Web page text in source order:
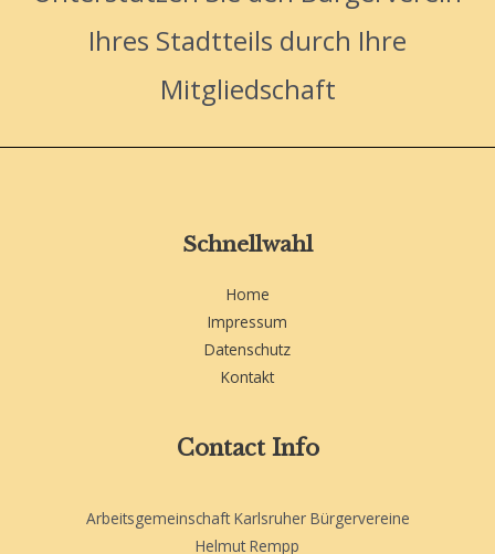
Ihres Stadtteils durch Ihre
Mitgliedschaft
Schnellwahl
Home
Impressum
Datenschutz
Kontakt
Contact Info
Arbeitsgemeinschaft Karlsruher Bürgervereine
Helmut Rempp